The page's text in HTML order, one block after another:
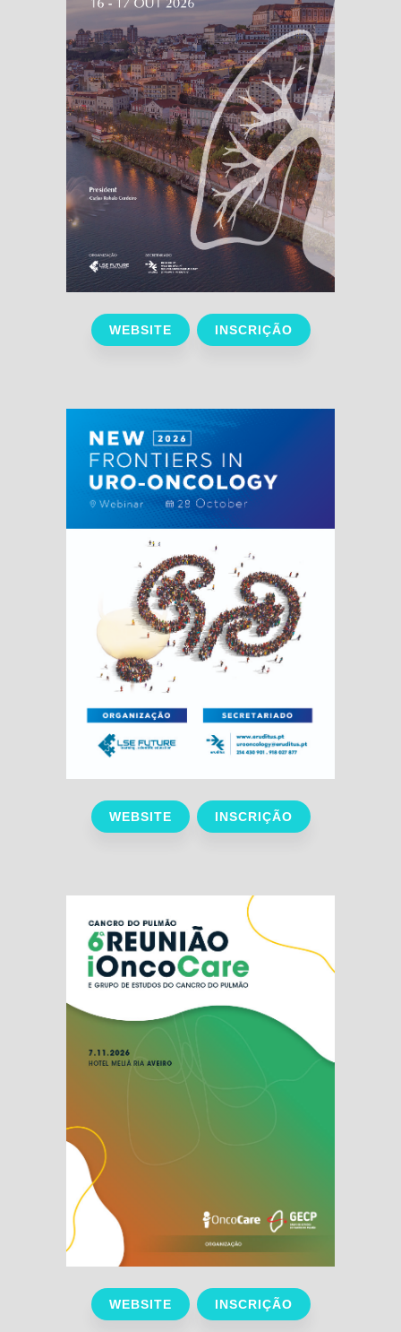
WEBSITE INSCRIÇÃO
WEBSITE INSCRIÇÃO
WEBSITE INSCRIÇÃO